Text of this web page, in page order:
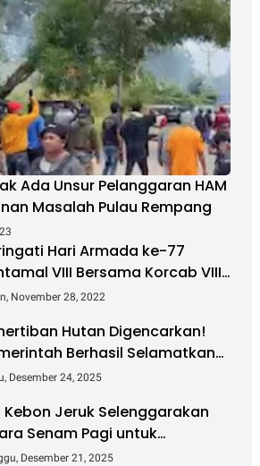
Ada Unsur Pelanggaran HAM
Masalah Pulau Rempang
Hari Armada ke-77
VIII Bersama Korcab VIII
II Laksanakan Bakti Sosial
November 28, 2022
Hutan Digencarkan!
Berhasil Selamatkan
6 T dan Kuasai Kembali 4 Juta
Desember 24, 2025
Kebon Jeruk Selenggarakan
Senam Pagi untuk
Kesehatan dan
Desember 21, 2025